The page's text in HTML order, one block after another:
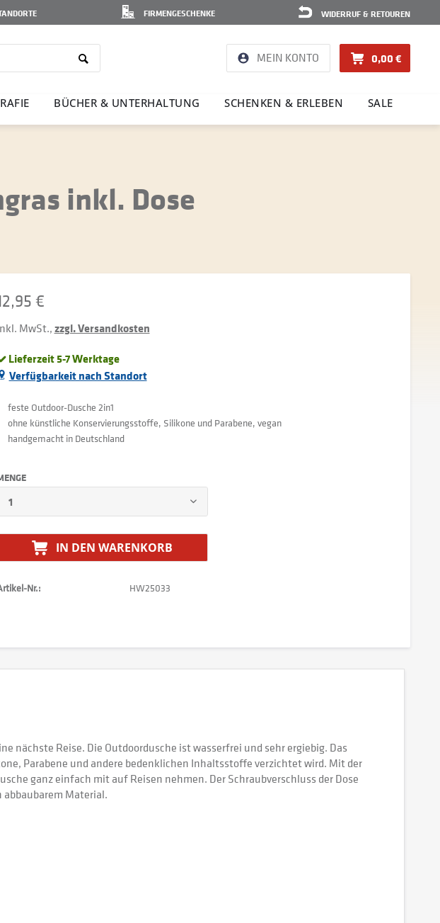
WIDERRUF & RETOUREN
FIRMENGESCHENKE
MEIN KONTO 0,00 €
BÜCHER & UNTER­HAL­TUNG SCHENKEN & ERLEBEN SALE
inkl. Dose
€
MwSt.,zzgl. Versandkosten
Lieferzeit 5-7 Werktage
Verfügbarkeit nach Standort
feste Outdoor-Dusche 2in1
ohne künstliche Konservierungsstoffe, Silikone und Parabene, vegan
handgemacht in Deutschland
IN DEN WARENKORB
Nr.: HW25033
nächste Reise. Die Outdoordusche ist wasserfrei und sehr ergiebig. Das
Parabene und andere bedenklichen Inhaltsstoffe verzichtet wird. Mit der
ganz einfach mit auf Reisen nehmen. Der Schraubverschluss der Dose
Material.